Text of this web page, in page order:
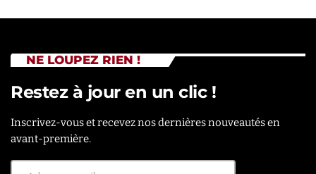
NE LOUPEZ RIEN !
Restez à jour en un clic !
Inscrivez-vous et recevez nos dernières nouveautés en
avant-première.